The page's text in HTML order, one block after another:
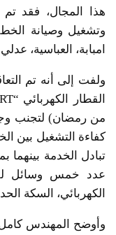
وتشغيل وصيانة الخط
امبابة، العباسية، عدلي
ولفت إلى أنه تم
من رمضان) لتجنب
كفاءة التشغيل بين
تبادل الخدمة
عدد خمس وسائل
الكهربائي، السكة
وأوضح المهندس كامل